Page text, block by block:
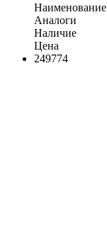
Наименование
Аналоги
Наличие
Цена
249774